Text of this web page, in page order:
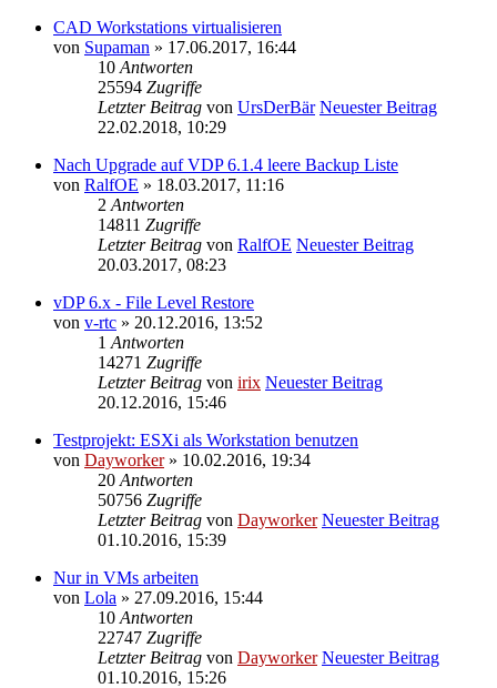
CAD Workstations virtualisieren
von Supaman » 17.06.2017, 16:44
10 Antworten
25594 Zugriffe
Letzter Beitrag von UrsDerBär Neuester Beitrag
22.02.2018, 10:29
Nach Upgrade auf VDP 6.1.4 leere Backup Liste
von RalfOE » 18.03.2017, 11:16
2 Antworten
14811 Zugriffe
Letzter Beitrag von RalfOE Neuester Beitrag
20.03.2017, 08:23
vDP 6.x - File Level Restore
von v-rtc » 20.12.2016, 13:52
1 Antworten
14271 Zugriffe
Letzter Beitrag von irix Neuester Beitrag
20.12.2016, 15:46
Testprojekt: ESXi als Workstation benutzen
von Dayworker» 10.02.2016, 19:34
20 Antworten
50756 Zugriffe
Letzter Beitrag von Dayworker Neuester Beitrag
01.10.2016, 15:39
Nur in VMs arbeiten
von Lola » 27.09.2016, 15:44
10 Antworten
22747 Zugriffe
Letzter Beitrag von Dayworker Neuester Beitrag
01.10.2016, 15:26